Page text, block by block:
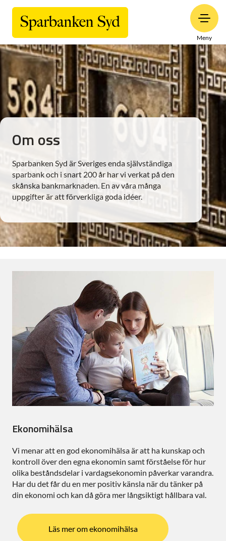
Meny
Om oss
Sparbanken Syd är Sveriges enda självständiga
sparbank och i snart 200 år har vi verkat på den
skånska bankmarknaden. En av våra många
uppgifter är att förverkliga goda idéer.
Ekonomihälsa
Vi menar att en god ekonomihälsa är att ha kunskap och
kontroll över den egna ekonomin samt förståelse för hur
olika beståndsdelar i vardagsekonomin påverkar varandra.
Har du det får du en mer positiv känsla när du tänker på
din ekonomi och kan då göra mer långsiktigt hållbara val.
Läs mer om ekonomihälsa